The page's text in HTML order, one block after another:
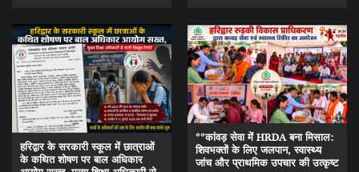
हरिद्वार के सरकारी स्कूल में छात्राओं
के कथित शोषण पर बाल अधिकार
**कांवड़ सेवा में HRDA बना मिसाल:
शिवभक्तों के लिए जलपान, स्वास्थ्य
जांच और प्राथमिक उपचार की उत्कृष्ट